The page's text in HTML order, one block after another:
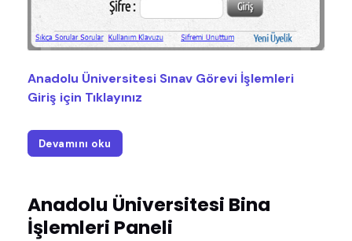
Anadolu Üniversitesi Sınav Görevi İşlemleri
Giriş için Tıklayınız
Devamını oku
Anadolu Üniversitesi Bina
İşlemleri Paneli